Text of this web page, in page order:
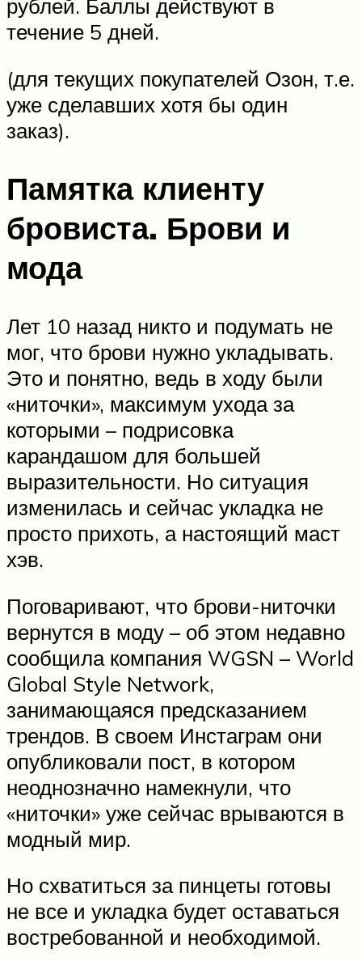
рублей. Баллы действуют в
течение 5 дней.
(для текущих покупателей Озон, т.е.
уже сделавших хотя бы один
заказ).
Памятка клиенту
бровиста. Брови и
мода
Лет 10 назад никто и подумать не
мог, что брови нужно укладывать.
Это и понятно, ведь в ходу были
«ниточки», максимум ухода за
которыми – подрисовка
карандашом для большей
выразительности. Но ситуация
изменилась и сейчас укладка не
просто прихоть, а настоящий маст
хэв.
Поговаривают, что брови-ниточки
вернутся в моду – об этом недавно
сообщила компания WGSN – World
Global Style Network,
занимающаяся предсказанием
трендов. В своем Инстаграм они
опубликовали пост, в котором
неоднозначно намекнули, что
«ниточки» уже сейчас врываются в
модный мир.
Но схватиться за пинцеты готовы
не все и укладка будет оставаться
востребованной и необходимой.